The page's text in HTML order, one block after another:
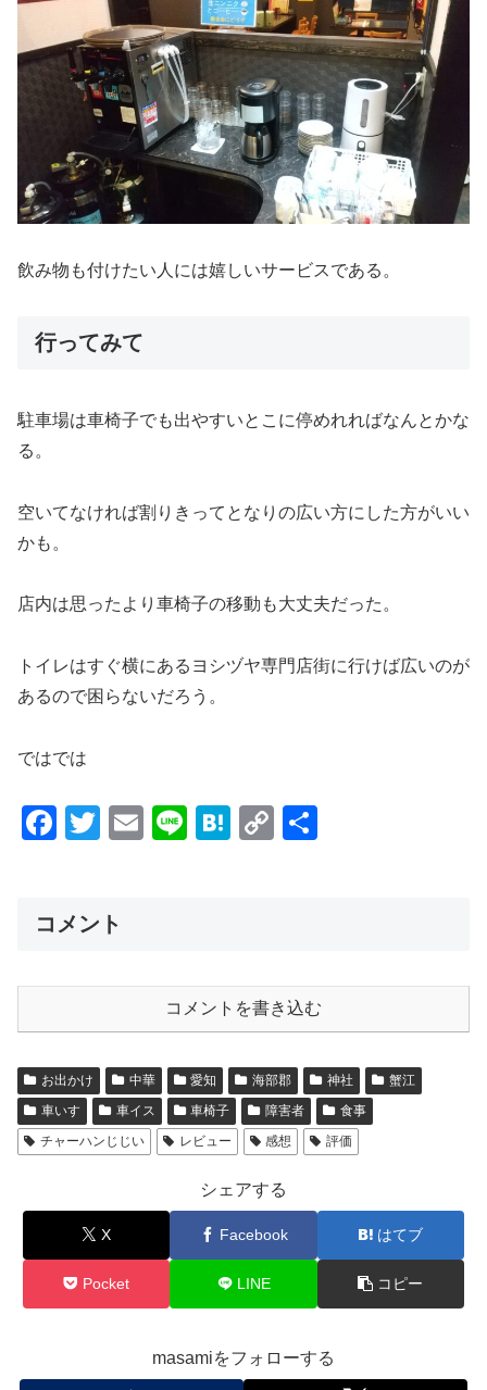
飲み物も付けたい人には嬉しいサービスである。
行ってみて
駐車場は車椅子でも出やすいとこに停めれればなんとかな
る。
空いてなければ割りきってとなりの広い方にした方がいい
かも。
店内は思ったより車椅子の移動も大丈夫だった。
トイレはすぐ横にあるヨシヅヤ専門店街に行けば広いのが
あるので困らないだろう。
ではでは
F
e
o
o
k
T
er
E
Li
H
C
n
k
コメント
コメントを書き込む
お出かけ 中華 愛知 海部郡 神社
蟹江
車いす
車イス 車椅子 障害者
食事
チャーハンじじい
レビュー 感想 評価
シェアする
X Facebook はてブ
Pocket LINE コピー
masamiをフォローする